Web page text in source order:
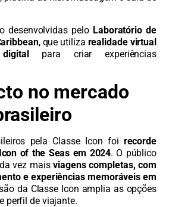
desenvolvidas pelo Laboratório de
, que utiliza realidade virtual
para criar experiências
no mercado
pela Classe Icon foi recorde
of the Seas em 2024. O público
vez maisviagens completas, com
e experiências memoráveis em
da Classe Icon amplia as opções
perfil de viajante.